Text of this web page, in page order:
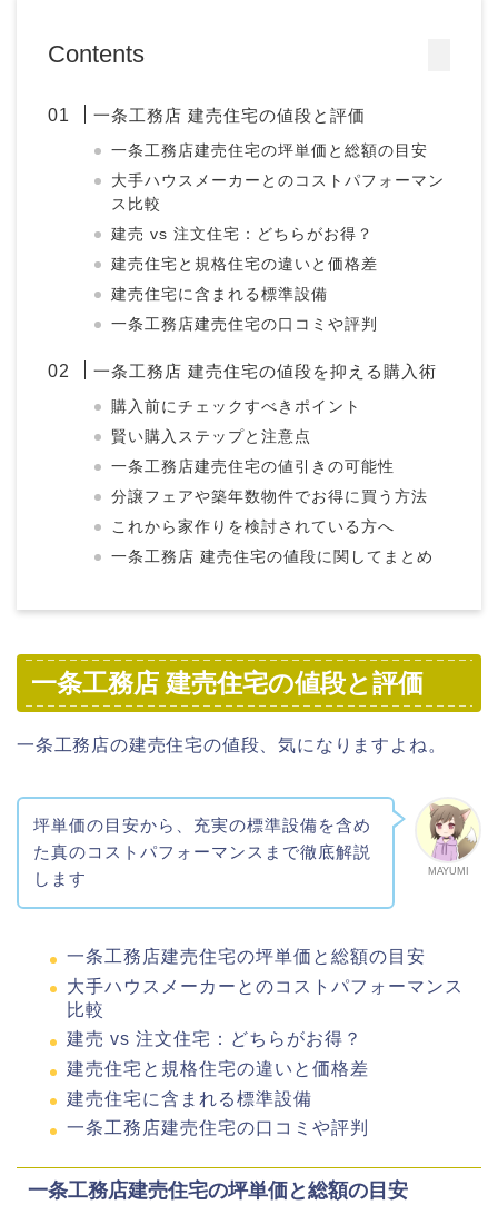
Contents
一条工務店 建売住宅の値段と評価
一条工務店建売住宅の坪単価と総額の目安
大手ハウスメーカーとのコストパフォーマン
ス比較
建売 vs 注文住宅：どちらがお得？
建売住宅と規格住宅の違いと価格差
建売住宅に含まれる標準設備
一条工務店建売住宅の口コミや評判
一条工務店 建売住宅の値段を抑える購入術
購入前にチェックすべきポイント
賢い購入ステップと注意点
一条工務店建売住宅の値引きの可能性
分譲フェアや築年数物件でお得に買う方法
これから家作りを検討されている方へ
一条工務店 建売住宅の値段に関してまとめ
一条工務店 建売住宅の値段と評価
一条工務店の建売住宅の値段、気になりますよね。
MAYUMI
坪単価の目安から、充実の標準設備を含め
た真のコストパフォーマンスまで徹底解説
します
一条工務店建売住宅の坪単価と総額の目安
大手ハウスメーカーとのコストパフォーマンス
比較
建売 vs 注文住宅：どちらがお得？
建売住宅と規格住宅の違いと価格差
建売住宅に含まれる標準設備
一条工務店建売住宅の口コミや評判
一条工務店建売住宅の坪単価と総額の目安